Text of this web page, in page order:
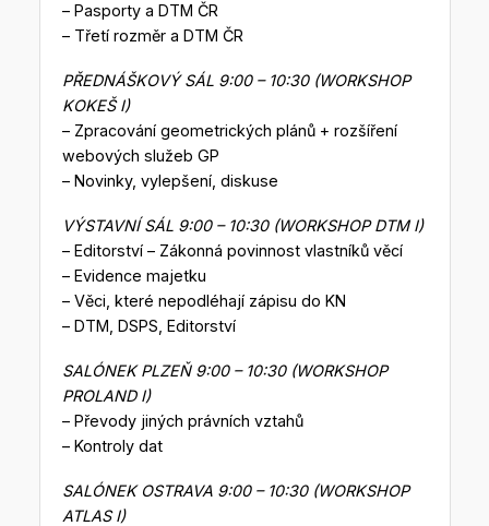
– Pasporty a DTM ČR
– Třetí rozměr a DTM ČR
PŘEDNÁŠKOVÝ SÁL 9:00 – 10:30 (WORKSHOP
KOKEŠ I)
– Zpracování geometrických plánů + rozšíření
webových služeb GP
– Novinky, vylepšení, diskuse
VÝSTAVNÍ SÁL 9:00 – 10:30 (WORKSHOP DTM I)
– Editorství – Zákonná povinnost vlastníků věcí
– Evidence majetku
– Věci, které nepodléhají zápisu do KN
– DTM, DSPS, Editorství
SALÓNEK PLZEŇ 9:00 – 10:30 (WORKSHOP
PROLAND I)
– Převody jiných právních vztahů
– Kontroly dat
SALÓNEK OSTRAVA 9:00 – 10:30 (WORKSHOP
ATLAS I)